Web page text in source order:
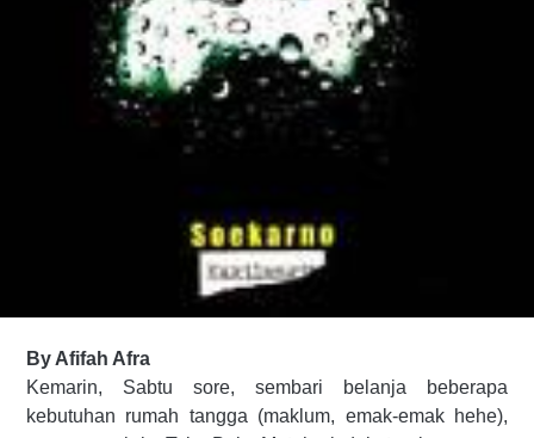
By Afifah Afra
Kemarin, Sabtu sore, sembari belanja beberapa
kebutuhan rumah tangga (maklum, emak-emak hehe),